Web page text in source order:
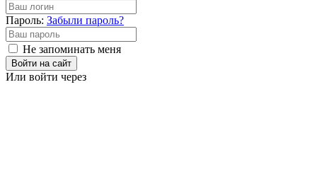
Пароль: Забыли пароль?
Не запоминать меня
Войти на сайт
Или войти через